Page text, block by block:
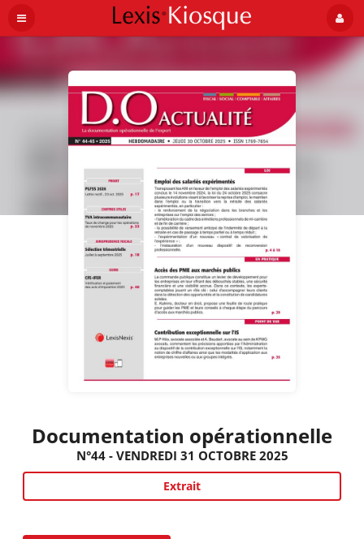
Documentation opérationnelle
N°44 - VENDREDI 31 OCTOBRE 2025
Extrait